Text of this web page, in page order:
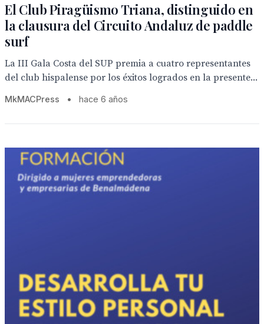
El Club Piragüismo Triana, distinguido en
la clausura del Circuito Andaluz de paddle
surf
La III Gala Costa del SUP premia a cuatro representantes
del club hispalense por los éxitos logrados en la presente...
MkMACPress • hace 6 años